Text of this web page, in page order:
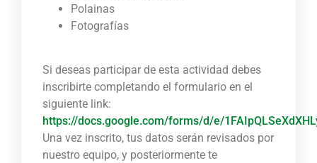
Polainas
Fotografías
Si deseas participar de esta actividad debes
inscribirte completando el formulario en el
siguiente link:
https://docs.google.com/forms/d/e/
Una vez inscrito, tus datos serán revisados por
nuestro equipo, y posteriormente te